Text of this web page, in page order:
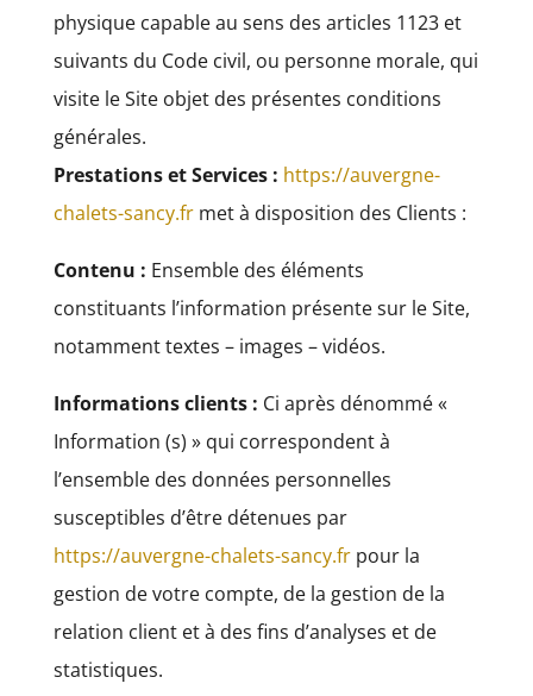
physique capable au sens des articles 1123 et
suivants du Code civil, ou personne morale, qui
visite le Site objet des présentes conditions
générales.
Prestations et Services : https://auvergne-
chalets-sancy.frmet à disposition des Clients :
Contenu : Ensemble des éléments
constituants l’information présente sur le Site,
notamment textes – images – vidéos.
Informations clients : Ci après dénommé «
Information (s) » qui correspondent à
l’ensemble des données personnelles
susceptibles d’être détenues par
https://auvergne-chalets-sancy.frpour la
gestion de votre compte, de la gestion de la
relation client et à des fins d’analyses et de
statistiques.